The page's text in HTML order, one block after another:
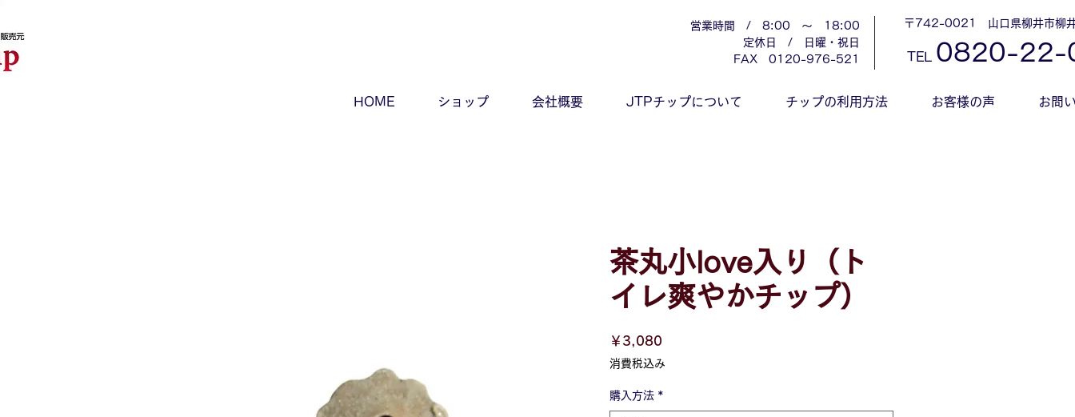
営業時間 / 8:00 ～ 18:00
定休日 / 日曜・祝日
​FAX 0120-976-521
〒742-0021 山口県柳井市柳
TEL 0820-22-
HOME ショップ 会社概要 JTPチップについて チップの利用方法 お客様の声 お問
茶丸小love入り（ト
イレ爽やかチップ）
￥3,080
消費税込み
購入方法 *